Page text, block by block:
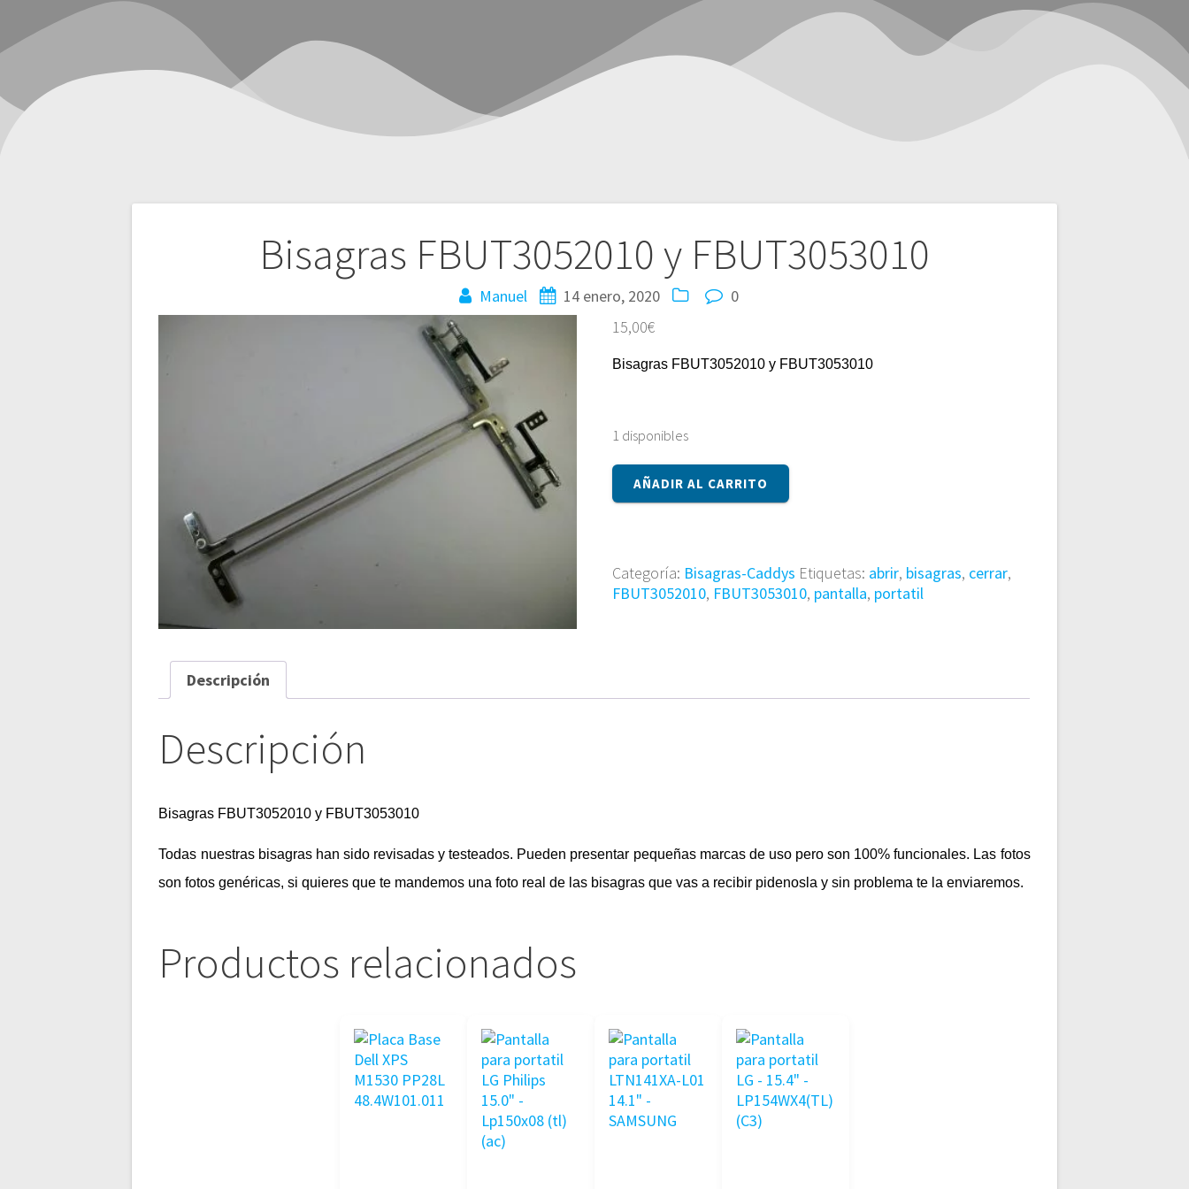
Bisagras FBUT3052010 y FBUT3053010
Manuel 14 enero, 2020
0
15,00€
Bisagras FBUT3052010 y FBUT3053010
1 disponibles
Bisagras
FBUT3052010
AÑADIR AL CARRITO
Categoría: Bisagras-Caddys Etiquetas: abrir, bisagras, cerrar,
FBUT3052010, FBUT3053010, pantalla, portatil
Descripción
Descripción
Bisagras FBUT3052010 y FBUT3053010
Todas nuestras bisagras han sido revisadas y testeados. Pueden presentar pequeñas marcas de uso pero son 100% funcionales. Las fotos
son fotos genéricas, si quieres que te mandemos una foto real de las bisagras que vas a recibir pidenosla y sin problema te la enviaremos.
Productos relacionados
Navegación